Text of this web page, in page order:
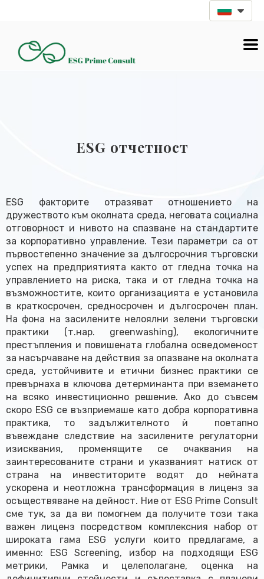
ESG отчетност
ESG факторите отразяват отношението на
дружеството към околната среда, неговата социална
отговорност и нивото на спазване на стандартите
за корпоративно управление. Тези параметри са от
първостепенно значение за дългосрочния търговски
успех на предприятията както от гледна точка на
управлението на риска, така и от гледна точка на
възможностите, които организацията е установила
в краткосрочен, средносрочен и дългосрочен план.
На фона на засилените нелоялни зелени търговски
практики (т.нар. greenwashing), екологичните
престъпления и повишената глобална осведоменост
за насърчаване на действия за опазване на околната
среда, устойчивите и етични бизнес практики се
превърнаха в ключова детерминанта при вземането
на всяко инвестиционно решение. Ако до съвсем
скоро ESG се възприемаше като добра корпоративна
практика, то задължителното ѝ поетапно
въвеждане следствие на засилените регулаторни
изисквания, променящите се очаквания на
заинтересованите страни и указваният натиск от
страна на инвеститорите водят до нейната
ускорена и неотложна трансформация в лиценз за
осъществяване на дейност. Ние от ESG Prime Consult
сме тук, за да ви помогнем да получите този така
важен лиценз посредством комплексния набор от
широката гама ESG услуги които предлагаме, а
именно: ESG Screening, избор на подходящи ESG
метрики, Рамка и целеполагане, оценка на